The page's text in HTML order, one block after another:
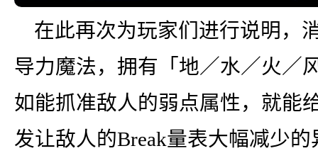
在此再次为玩家们进行说明，
导力魔法，拥有「地／水／火／
如能抓准敌人的弱点属性，就能
发让敌人的Break量表大幅减少